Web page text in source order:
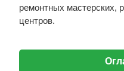
ремонтных мастерских,
центров.